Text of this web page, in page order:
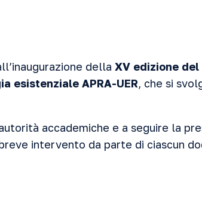
della XV edizione del
esistenziale APRA-UER, che si
accademiche e a seguire la
intervento da parte di ciascun